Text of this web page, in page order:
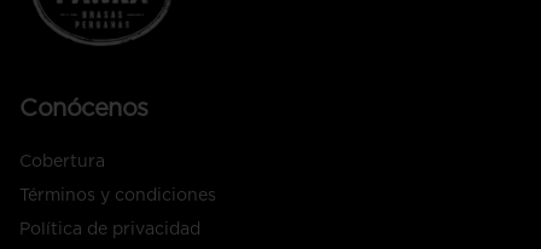
Conócenos
Cobertura
Términos y condiciones
Política de privacidad